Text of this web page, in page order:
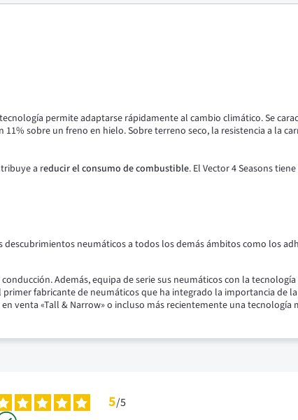
permite adaptarse rápidamente al cambio climático.Se
11% sobre un freno en hielo.Sobre terreno seco, la resistencia a la
a reducir el consumo de combustible. El Vector 4 Seasons
descubrimientos neumáticos a todos los demás ámbitos como los
Además, equipa de serie sus neumáticos con la
fabricante de neumáticos que ha integrado la importancia de
venta «Tall & Narrow» o incluso más recientemente una
5/5